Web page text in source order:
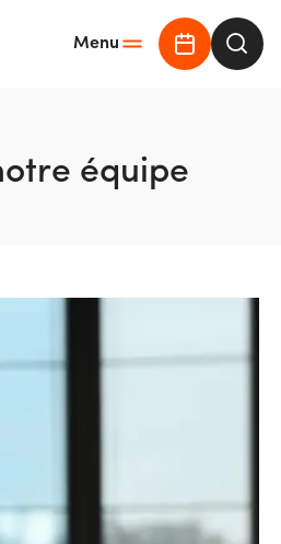
Menu
Demander
équipe